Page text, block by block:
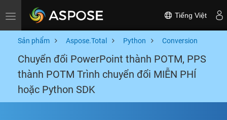
Toggle navigation Tiếng Việt
Sản phẩm Aspose.Total Python Conversion
Chuyển đổi PowerPoint thành POTM, PPS
thành POTM Trình chuyển đổi MIỄN PHÍ
hoặc Python SDK